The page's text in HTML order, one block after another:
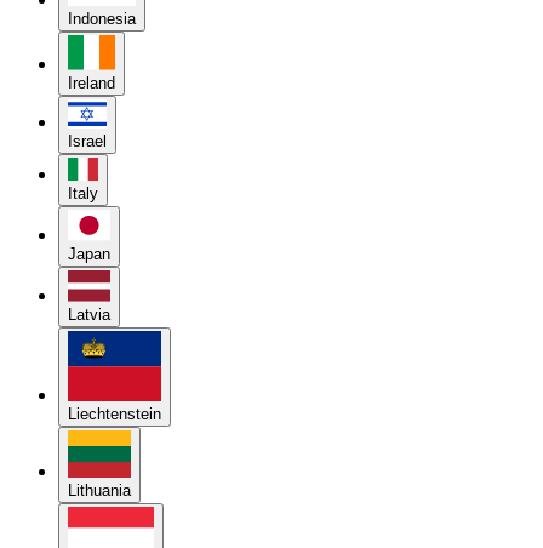
Indonesia
Ireland
Israel
Italy
Japan
Latvia
Liechtenstein
Lithuania